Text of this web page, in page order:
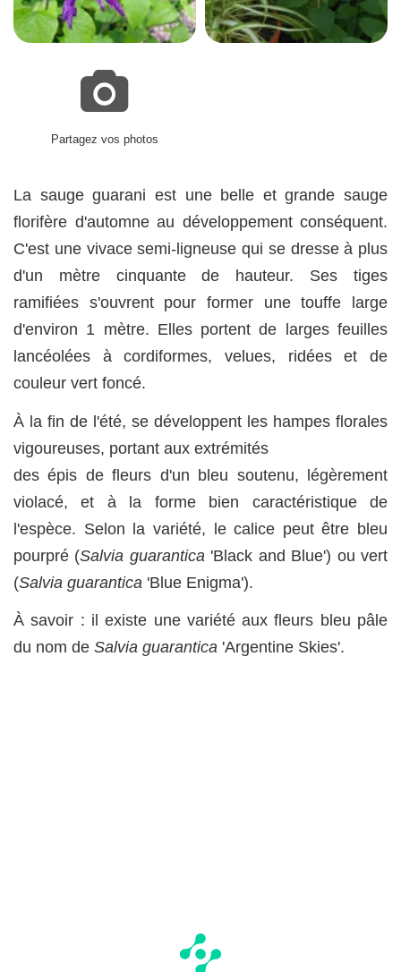
Partagez vos photos
La sauge guarani est une belle et grande sauge
florifère d'automne au développement conséquent.
C'est une vivace semi-ligneuse qui se dresse à plus
d'un mètre cinquante de hauteur. Ses tiges
ramifiées s'ouvrent pour former une touffe large
d'environ 1 mètre. Elles portent de larges feuilles
lancéolées à cordiformes, velues, ridées et de
couleur vert foncé.
À la fin de l'été, se développent les hampes florales
vigoureuses, portant aux extrémités
des épis de fleurs d'un bleu soutenu, légèrement
violacé, et à la forme bien caractéristique de
l'espèce. Selon la variété, le calice peut être bleu
pourpré (Salvia guarantica 'Black and Blue') ou vert
(Salvia guarantica 'Blue Enigma').
À savoir : il existe une variété aux fleurs bleu pâle
du nom de Salvia guarantica 'Argentine Skies'.